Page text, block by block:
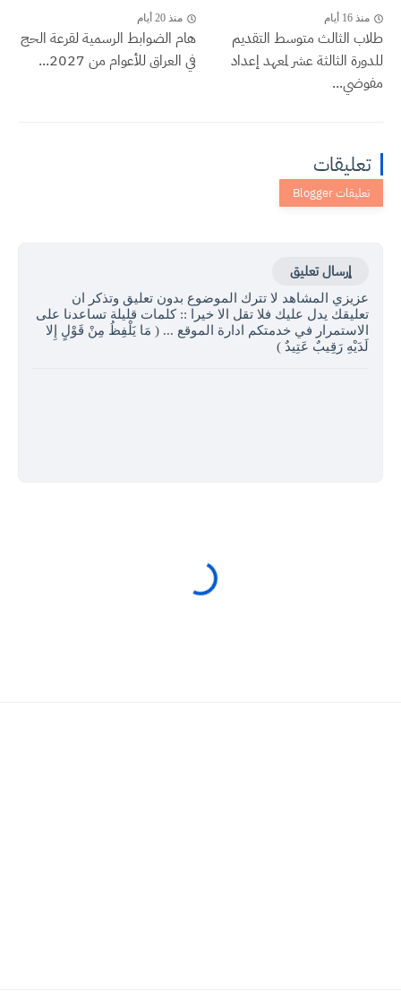
منذ 16 أيام
طلاب الثالث متوسط التقديم
للدورة الثالثة عشر لمعهد إعداد
مفوضي...
منذ 20 أيام
هام الضوابط الرسمية لقرعة الحج
في العراق للأعوام من 2027...
تعليقات
إرسال تعليق
عزيزي المشاهد لا تترك الموضوع بدون تعليق وتذكر ان
تعليقك يدل عليك فلا تقل الا خيرا :: كلمات قليلة تساعدنا على
الاستمرار في خدمتكم ادارة الموقع ... ( مَا يَلْفِظُ مِنْ قَوْلٍ إِلا
لَدَيْهِ رَقِيبٌ عَتِيدٌ )